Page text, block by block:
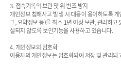
3. 접속기록의 보관 및 위 변조 방지
개인정보 침해사고 발생 시 대응이 용이하도록
그, 요약정보 등)을 최소 1년 이상 보관, 관리하고
실되지 않도록 보안기능을 사용하고 있습니다.
4. 개인정보의 암호화
이용자의 개인정보는 암호화되어 저장 및 관리되